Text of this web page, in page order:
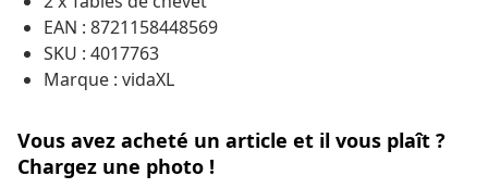
EAN : 8721158448569
SKU : 4017763
Marque : vidaXL
Vous avez acheté un article et il vous plaît ?
Chargez une photo !